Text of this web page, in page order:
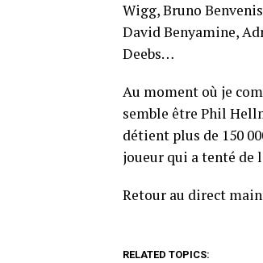
Wigg, Bruno
David Benyamine,
Deebs…
Au moment où je
semble être Phil
détient plus de 150
joueur qui a tenté de
Retour au direct
RELATED TOPICS: